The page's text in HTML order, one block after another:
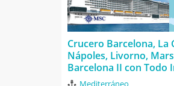
Crucero Barcelona, La
Nápoles, Livorno,
Barcelona II con Todo
Mediterráneo